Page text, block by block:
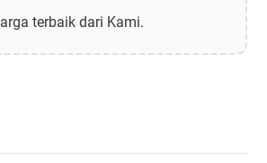
terbaik dari Kami.